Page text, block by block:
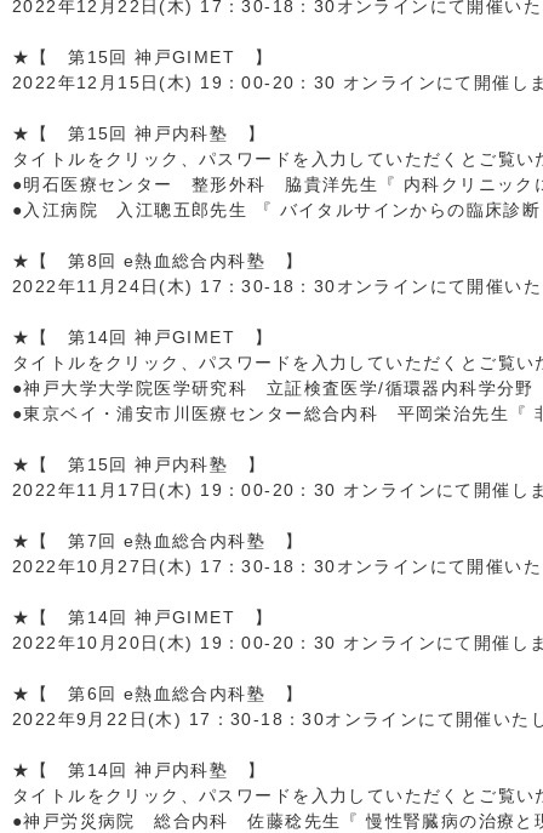
2022年12月22日(木) 17：30-18：30オンラインにて開催い
★【 第15回 神戸GIMET 】
2022年12月15日(木) 19：00-20：30 オンラインにて開催し
★【 第15回 神戸内科塾 】
タイトルをクリック、パスワードを入力していただくとご覧
●明石医療センター 整形外科 脇貴洋先生『 内科クリニック
●入江病院 入江聰五郎先生 『 バイタルサインからの臨床診
★【 第8回 e熱血総合内科塾 】
2022年11月24日(木) 17：30-18：30オンラインにて開催い
★【 第14回 神戸GIMET 】
タイトルをクリック、パスワードを入力していただくとご覧
●神戸大学大学院医学研究科 立証検査医学/循環器内科学分
●東京ベイ・浦安市川医療センター総合内科 平岡栄治先生『
★【 第15回 神戸内科塾 】
2022年11月17日(木) 19：00-20：30 オンラインにて開催し
★【 第7回 e熱血総合内科塾 】
2022年10月27日(木) 17：30-18：30オンラインにて開催い
★【 第14回 神戸GIMET 】
2022年10月20日(木) 19：00-20：30 オンラインにて開催し
★【 第6回 e熱血総合内科塾 】
2022年9月22日(木) 17：30-18：30オンラインにて開催いた
★【 第14回 神戸内科塾 】
タイトルをクリック、パスワードを入力していただくとご覧
●神戸労災病院 総合内科 佐藤稔先生『 慢性腎臓病の治療と